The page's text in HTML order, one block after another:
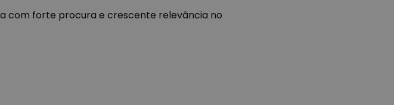
com forte procura e crescente relevância no